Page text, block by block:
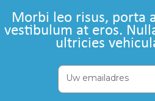
Morbi leo risus, porta
vestibulum at eros.
ultricies